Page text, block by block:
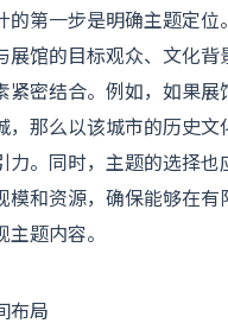
的第一步是明确主题定位
展馆的目标观众、文化背
紧密结合。例如，如果展
，那么以该城市的历史文
力。同时，主题的选择也
模和资源，确保能够在有
题内容。
布局